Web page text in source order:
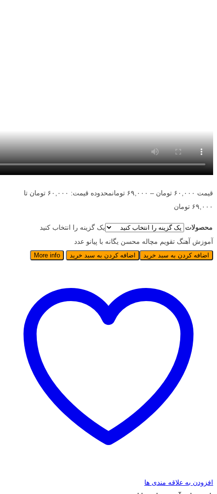
قیمت ۶۰,۰۰۰ تومان – ۶۹,۰۰۰ تومان
محدوده قیمت: ۶۰,۰۰۰ تومان تا
۶۹,۰۰۰ تومان
محصولات
یک گزینه را انتخاب کنید
آموزش آهنگ تقویم مچاله محسن یگانه با پیانو عدد
اضافه کردن به سبد خرید اضافه کردن به سبد خرید More info
افزودن به علاقه مندی ها